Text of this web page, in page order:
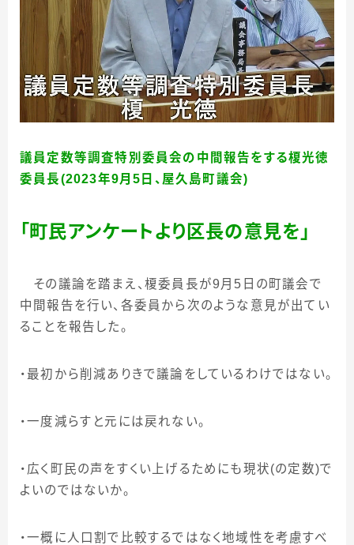
議員定数等調査特別委員会の中間報告をする榎光徳
委員長(2023年9月5日、屋久島町議会)
「町民アンケートより区長の意見を」
その議論を踏まえ、榎委員長が9 月 5 日の町議会で
中間報告を行い、各委員から次のような意見が出てい
ることを報告した。
・最初から削減ありきで議論をしているわけではない。
・一度減らすと元には戻れない。
・広く町民の声をすくい上げるためにも現状(の定数)で
よいのではないか。
・一概に人口割で比較するではなく地域性を考慮すべ